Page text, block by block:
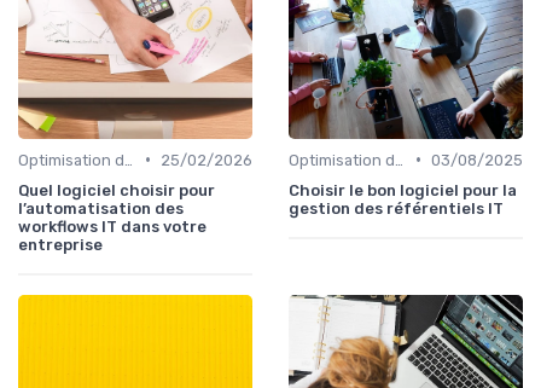
•
25/02/2026
Quel logiciel choisir pour
l’automatisation des
workflows IT dans votre
entreprise
• 03/08/2025
Choisir le bon logiciel pour la
gestion des référentiels IT